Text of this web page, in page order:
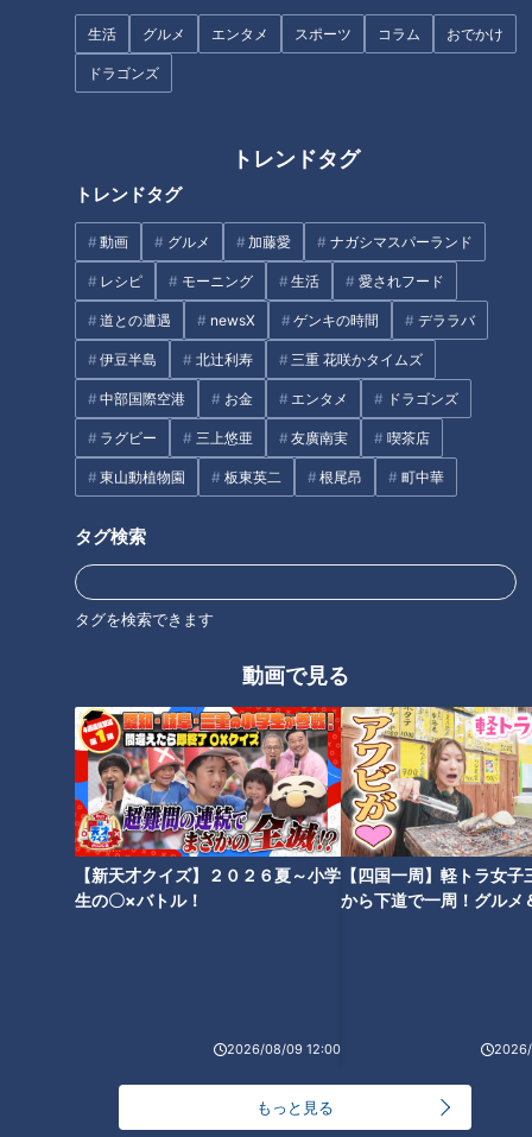
生活 グルメ エンタメ スポーツ コラム おでかけ
ドラゴンズ
トレンドタグ
トレンドタグ
動画 グルメ 加藤愛 ナガシマスパーランド
レシピ モーニング 生活 愛されフード
道との遭遇 newsX ゲンキの時間 デララバ
伊豆半島 北辻利寿 三重 花咲かタイムズ
中部国際空港 お金 エンタメ ドラゴンズ
ラグビー 三上悠亜 友廣南実 喫茶店
東山動植物園 板東英二 根尾昂 町中華
タグ検索
タグを検索できます
動画で見る
【新天才クイズ】２０２６夏～小学
生の〇×バトル！
2026/08/09 12:00
【四国一周】軽トラ女子
から下道で一周！グルメ
もっと見る
ショックのあまりながつが膝か
ら崩れ落ちる！？一体何が！？
跳び箱が16万円⁉ 学校にある
思わぬ高額商品とは？
タグ
大家族
オススメ関連コンテンツ
【２つの大家族を徹底比較】爆
買い＆まとめ買いで衝撃節約テ
性的すぎるハンバーグの作り
【3男4女の大家族】 人生初の
食べ放題で食べまくる⁉秋の食
べ放題祭り！
【包丁は使わず１時間で４品
11人大家族】子どもたちも大満
足の夕飯づくり！
【11人大家族のズボラ飯】電子